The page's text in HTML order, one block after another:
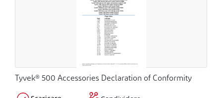
Tyvek® 500 Accessories Declaration of Conformity